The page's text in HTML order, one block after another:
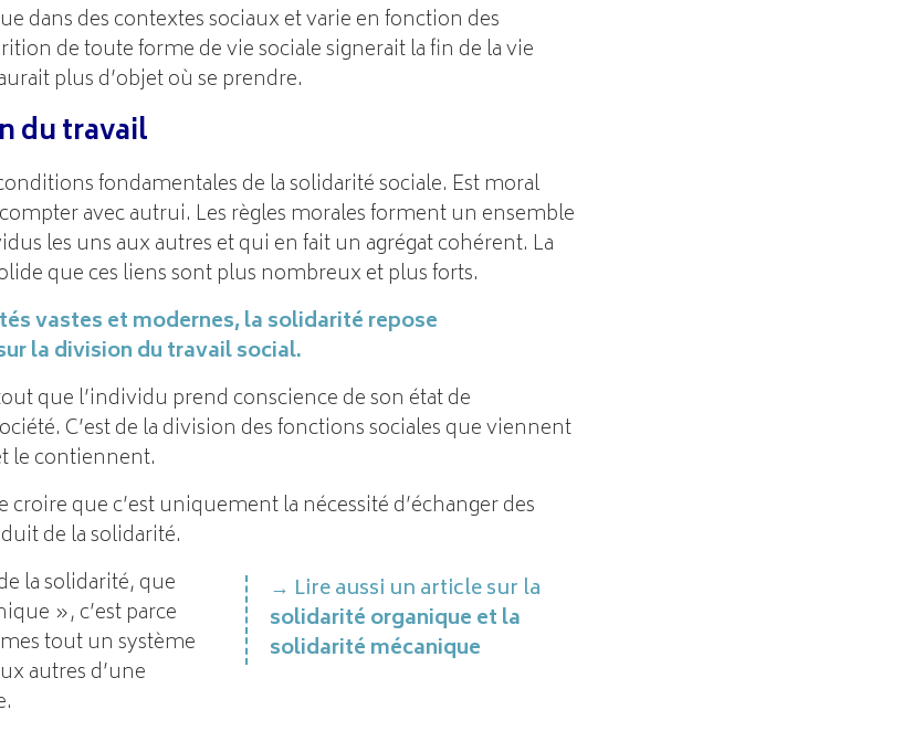
dans des contextes sociaux et varie en fonction des
de toute forme de vie sociale signerait la fin de la vie
plus d’objet où se prendre.
du travail
fondamentales de la solidarité sociale. Est moral
avec autrui. Les règles morales forment un ensemble
les uns aux autres et qui en fait un agrégat cohérent. La
que ces liens sont plus nombreux et plus forts.
vastes et modernes, la solidarité repose
la division du travail social.
que l’individu prend conscience de son état de
C’est de la division des fonctions sociales que viennent
le contiennent.
que c’est uniquement la nécessité d’échanger des
de la solidarité.
Lire aussi un article sur la
solidarité organique et la
solidarité mécanique
la solidarité, que
», c’est parce
tout un système
autres d’une